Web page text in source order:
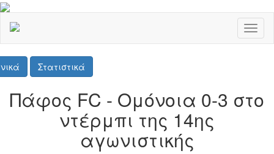
Στατιστικά
Πάφος FC - Ομόνοια 0-3 στο
ντέρμπι της 14ης
αγωνιστικής